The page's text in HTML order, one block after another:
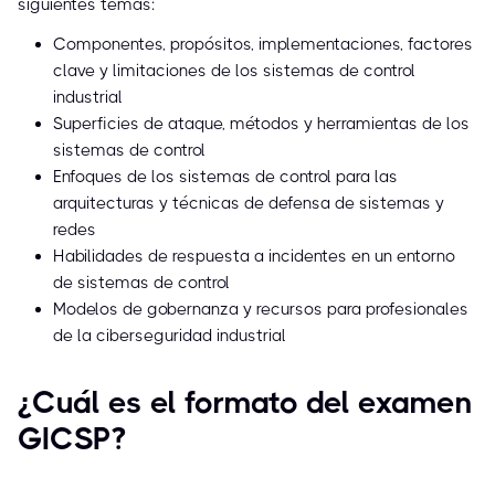
siguientes temas:
Componentes, propósitos, implementaciones, factores
clave y limitaciones de los sistemas de control
industrial
Superficies de ataque, métodos y herramientas de los
sistemas de control
Enfoques de los sistemas de control para las
arquitecturas y técnicas de defensa de sistemas y
redes
Habilidades de respuesta a incidentes en un entorno
de sistemas de control
Modelos de gobernanza y recursos para profesionales
de la ciberseguridad industrial
¿Cuál es el formato del examen
GICSP?